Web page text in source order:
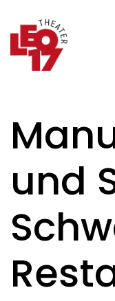
Inhalt
springen
und